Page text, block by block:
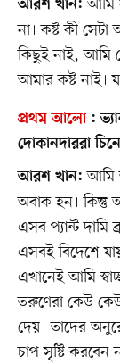
আরশ খান:আমি
না। কষ্ট কী
কিছুই নাই, আমি
আমার কষ্ট নাই।
প্রথম আলো:
দোকানদাররা
আরশ খান:আমি
অবাক হন। কিন্তু
এসব প্যান্ট দামি
এসবই বিদেশে
এখানেই আমি
তরুণেরা কেউ
দেয়। তাদের
চাপ সৃষ্টি করবেন